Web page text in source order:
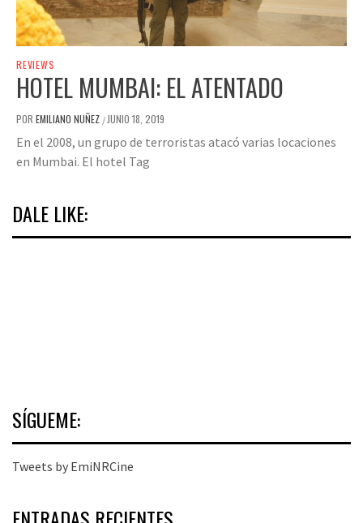
REVIEWS
HOTEL MUMBAI: EL ATENTADO
POR EMILIANO NUÑEZ / JUNIO 18, 2019
En el 2008, un grupo de terroristas atacó varias locaciones
en Mumbai. El hotel Tag
DALE LIKE:
SÍGUEME:
Tweets by EmiNRCine